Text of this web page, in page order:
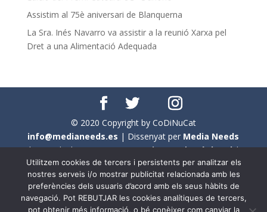
Assistim al 75è aniversari de Blanquerna
La Sra. Inés Navarro va assistir a la reunió Xarxa pel
Dret a una Alimentació Adequada
© 2020 Copyright by CoDiNuCat
info@medianeeds.es | Dissenyat per Media Needs
| Tots els drets reservats aCoDiNuCat |Avís legal|
Avís per cookies
En aquest web s'ha tingut en compte l'ús no sexista del
llenguatge. No obstant això, i a causa de la seva
Utilitzem cookies de tercers i persistents per analitzar els
nostres serveis i/o mostrar publicitat relacionada amb les
preferències dels usuaris d’acord amb els seus hàbits de
navegació. Pot REBUTJAR les cookies analítiques de tercers,
pot obtenir més informació, o bé conèixer com canviar la